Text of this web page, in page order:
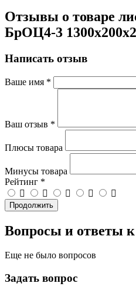
Отзывы о товаре
БрОЦ4-3
Написать отзыв
Ваше имя *
Ваш отзыв *
Плюсы товара
Минусы товара
Рейтинг *
Продолжить
Вопросы и ответы к
Еще не было вопросов
Задать вопрос